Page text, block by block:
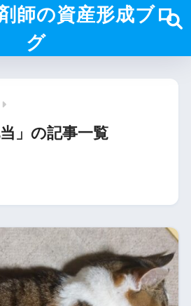
師の資産形成ブロ
グ
」の記事一覧